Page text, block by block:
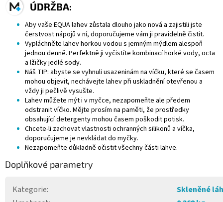
ÚDRŽBA:
Aby vaše EQUA lahev zůstala dlouho jako nová a zajistili jste
čerstvost nápojů v ní, doporučujeme vám ji pravidelně čistit.
Vypláchněte lahev horkou vodou s jemným mýdlem alespoň
jednou denně. Perfektně ji vyčistíte kombinací horké vody, octa
a lžičky jedlé sody.
Náš TIP: abyste se vyhnuli usazeninám na víčku, které se časem
mohou objevit, nechávejte lahev při uskladnění otevřenou a
vždy ji pečlivě vysušte.
Lahev můžete mýt i v myčce, nezapomeňte ale předem
odstranit víčko. Mějte prosím na paměti, že prostředky
obsahující detergenty mohou časem poškodit potisk.
Chcete-li zachovat vlastnosti ochranných silikonů a víčka,
doporučujeme je nevkládat do myčky.
Nezapomeňte důkladně očistit všechny části lahve.
Doplňkové parametry
Kategorie:
Skleněné